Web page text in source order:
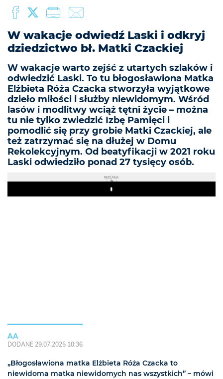
W wakacje odwiedź Laski i odkryj
dziedzictwo bł. Matki Czackiej
W wakacje warto zejść z utartych szlaków i
odwiedzić Laski. To tu błogosławiona Matka
Elżbieta Róża Czacka stworzyła wyjątkowe
dzieło miłości i służby niewidomym. Wśród
lasów i modlitwy wciąż tętni życie – można
tu nie tylko zwiedzić Izbę Pamięci i
pomodlić się przy grobie Matki Czackiej, ale
też zatrzymać się na dłużej w Domu
Rekolekcyjnym. Od beatyfikacji w 2021 roku
Laski odwiedziło ponad 27 tysięcy osób.
REKLAMA
Play
AA
DODANE 29.07.2025 10:36
„Błogosławiona matka Elżbieta Róża Czacka to
niewidoma matka niewidomych nas wszystkich” – mówi